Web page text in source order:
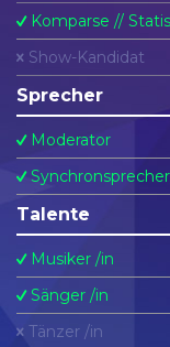
Komparse //
Show-Kandidat
Sprecher
Moderator
Synchronsprecher
Talente
Musiker /in
Sänger /in
Tänzer /in